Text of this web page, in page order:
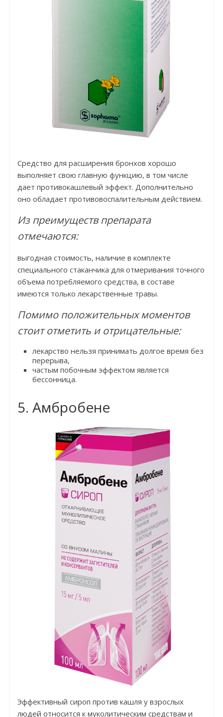
Средство для расширения бронхов хорошо
выполняет свою главную функцию, в том числе
дает противокашлевый эффект. Дополнительно
оно обладает противовоспалительным действием.
Из преимуществ препарата
отмечаются:
выгодная стоимость, наличие в комплекте
специального стаканчика для отмеривания точного
объема потребляемого средства, в составе
имеются только лекарственные травы.
Помимо положительных моментов
стоит отметить и отрицательные:
лекарство нельзя принимать долгое время без
перерыва,
частым побочным эффектом является
бессонница.
5. Амбробене
Эффективный сироп против кашля у взрослых
людей относится к муколитическим средствам и